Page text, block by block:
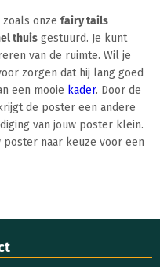
onze fairy tails
thuis gestuurd. Je kunt
van de ruimte. Wil je
zorgen dat hij lang goed
een mooie kader. Door de
de poster een andere
van jouw poster klein.
naar keuze voor een